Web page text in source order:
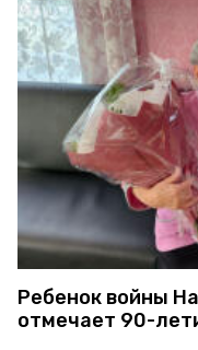
Ребенок войны
отмечает 90-